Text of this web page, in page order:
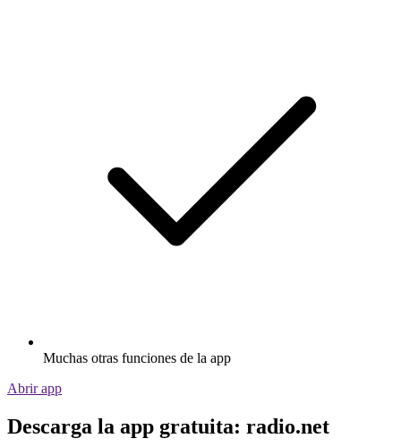
Muchas otras funciones de la app
Abrir app
Descarga la app gratuita: radio.net